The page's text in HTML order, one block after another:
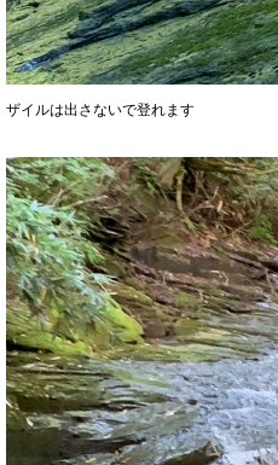
ザイルは出さないで登れます